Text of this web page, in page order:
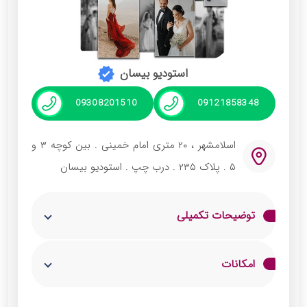
الوان فیلم متنوع هستش و شما میتونید بصورت
حضوری از شرایط پکیجهای فیلمبرداری مطلع
استودیو بیسان
09121858348
09308201510
اسلامشهر ، ۲۰ متری امام خمینی ‌. بین کوچه ۳ و
۵ . پلاک ۲۳۵ . درب چپ . استودیو بیسان
توضیحات تکمیلی
استودیو بیسان: ثبت لحظه‌هایی که تا ابد می‌مونه
امکانات